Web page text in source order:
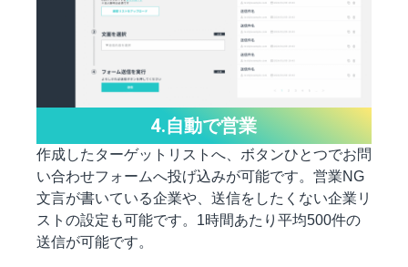
4.自動で営業
作成したターゲットリストへ、ボタンひとつでお問
い合わせフォームへ投げ込みが可能です。営業NG
文言が書いている企業や、送信をしたくない企業リ
ストの設定も可能です。1時間あたり平均500件の
送信が可能です。